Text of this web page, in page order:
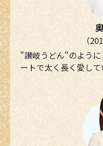
（
"讃岐うどん"のよう
ートで太く長く愛し